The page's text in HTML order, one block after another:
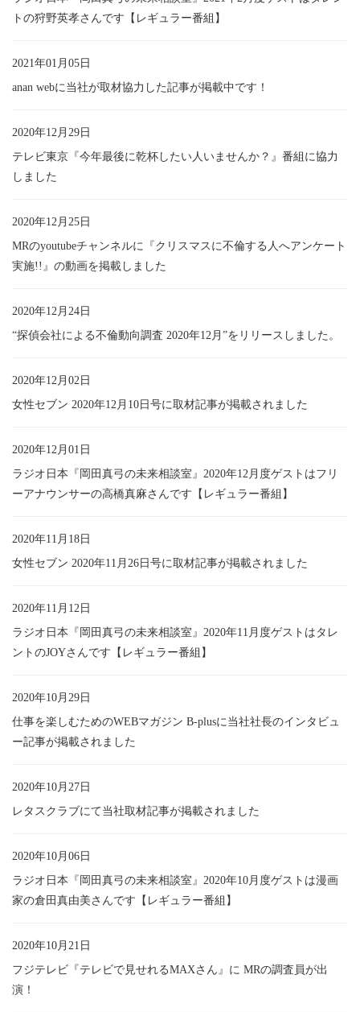
トの狩野英孝さんです【レギュラー番組】
2021年01月05日
anan webに当社が取材協力した記事が掲載中です！
2020年12月29日
テレビ東京『今年最後に乾杯したい人いませんか？』番組に協力
しました
2020年12月25日
MRのyoutubeチャンネルに『クリスマスに不倫する人へアンケート
実施!!』の動画を掲載しました
2020年12月24日
“探偵会社による不倫動向調査 2020年12月”をリリースしました。
2020年12月02日
女性セブン 2020年12月10日号に取材記事が掲載されました
2020年12月01日
ラジオ日本『岡田真弓の未来相談室』2020年12月度ゲストはフリ
ーアナウンサーの高橋真麻さんです【レギュラー番組】
2020年11月18日
女性セブン 2020年11月26日号に取材記事が掲載されました
2020年11月12日
ラジオ日本『岡田真弓の未来相談室』2020年11月度ゲストはタレ
ントのJOYさんです【レギュラー番組】
2020年10月29日
仕事を楽しむためのWEBマガジン B-plusに当社社長のインタビュ
ー記事が掲載されました
2020年10月27日
レタスクラブにて当社取材記事が掲載されました
2020年10月06日
ラジオ日本『岡田真弓の未来相談室』2020年10月度ゲストは漫画
家の倉田真由美さんです【レギュラー番組】
2020年10月21日
フジテレビ『テレビで見せれるMAXさん』に MRの調査員が出
演！